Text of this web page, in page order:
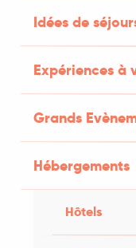
Idées de
Expériences à
Grands
Hébergements
Hôtels
!
sur votre